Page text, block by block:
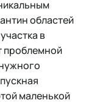
областей
в
проблемной
маленькой